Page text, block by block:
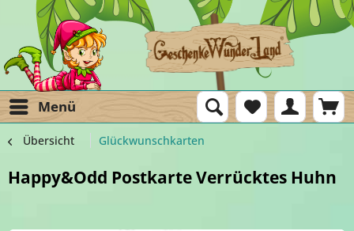
Menü
Übersicht Glückwunschkarten
Happy&Odd Postkarte Verrücktes Huhn